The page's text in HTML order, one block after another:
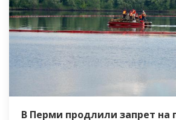
В Перми продлили запрет на